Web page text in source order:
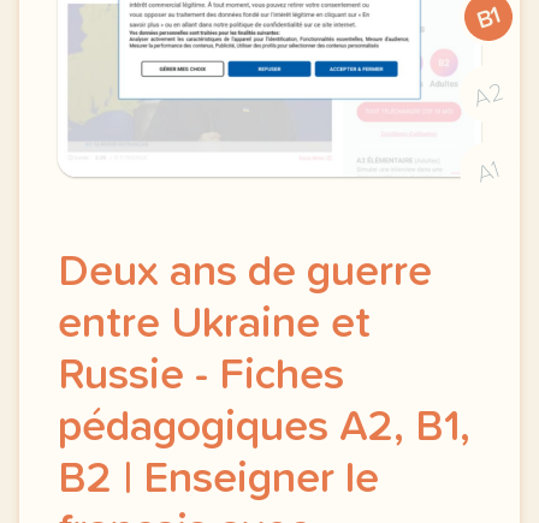
B1
A2
A1
Deux ans de guerre
entre Ukraine et
Russie - Fiches
pédagogiques A2, B1,
B2 | Enseigner le